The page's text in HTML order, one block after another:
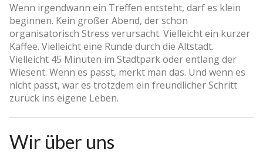
Wenn irgendwann ein Treffen entsteht, darf es klein
beginnen. Kein großer Abend, der schon
organisatorisch Stress verursacht. Vielleicht ein kurzer
Kaffee. Vielleicht eine Runde durch die Altstadt.
Vielleicht 45 Minuten im Stadtpark oder entlang der
Wiesent. Wenn es passt, merkt man das. Und wenn es
nicht passt, war es trotzdem ein freundlicher Schritt
zurück ins eigene Leben.
Wir über uns